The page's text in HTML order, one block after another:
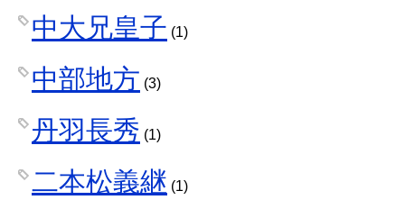
中大兄皇子 (1)
中部地方 (3)
丹羽長秀 (1)
二本松義継 (1)